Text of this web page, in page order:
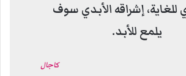
إشراقه الأبدي سوف
يلمع للأبد.
كاجال